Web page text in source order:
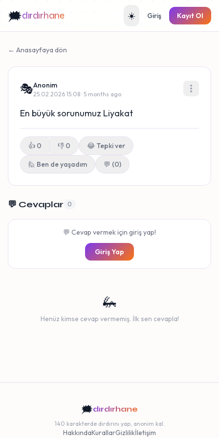
🗯️dırdırhane ☀️ Giriş Kayıt Ol
← Anasayfaya dön
🎭Anonim
25.02.2026 15:08 · 5 months ago
En büyük sorunumuz Liyakat
👍 0 👎 0 😂 Tepki ver
🙋 Ben de yaşadım 💬 (0)
💬 Cevaplar 0
💬 Cevap vermek için giriş yap!
Giriş Yap
🦗
Henüz kimse cevap vermemiş. İlk sen cevapla!
🗯️dırdırhane
140 karakterde dırdırını yap, anonim kal.
HakkındaKurallarGizlilikİletişim